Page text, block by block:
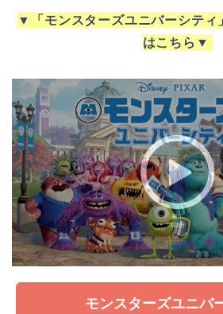
▼
「モンスターズユニバーシテ
はこちら ▼
モンスターズユニバ